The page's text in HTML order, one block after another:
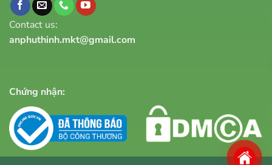
Contact us:
anphuthinh.mkt@gmail.com
Chứng nhận: